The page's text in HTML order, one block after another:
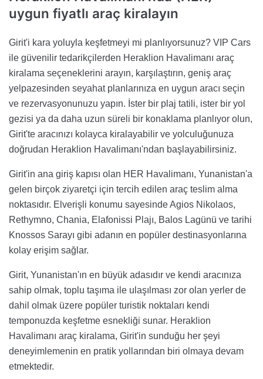
uygun fiyatlı araç kiralayın
Girit'i kara yoluyla keşfetmeyi mi planlıyorsunuz? VIP Cars
ile güvenilir tedarikçilerden Heraklion Havalimanı araç
kiralama seçeneklerini arayın, karşılaştırın, geniş araç
yelpazesinden seyahat planlarınıza en uygun aracı seçin
ve rezervasyonunuzu yapın. İster bir plaj tatili, ister bir yol
gezisi ya da daha uzun süreli bir konaklama planlıyor olun,
Girit'te aracınızı kolayca kiralayabilir ve yolculuğunuza
doğrudan Heraklion Havalimanı'ndan başlayabilirsiniz.
Girit'in ana giriş kapısı olan HER Havalimanı, Yunanistan'a
gelen birçok ziyaretçi için tercih edilen araç teslim alma
noktasıdır. Elverişli konumu sayesinde Agios Nikolaos,
Rethymno, Chania, Elafonissi Plajı, Balos Lagünü ve tarihi
Knossos Sarayı gibi adanın en popüler destinasyonlarına
kolay erişim sağlar.
Girit, Yunanistan'ın en büyük adasıdır ve kendi aracınıza
sahip olmak, toplu taşıma ile ulaşılması zor olan yerler de
dahil olmak üzere popüler turistik noktaları kendi
temponuzda keşfetme esnekliği sunar. Heraklion
Havalimanı araç kiralama, Girit'in sunduğu her şeyi
deneyimlemenin en pratik yollarından biri olmaya devam
etmektedir.